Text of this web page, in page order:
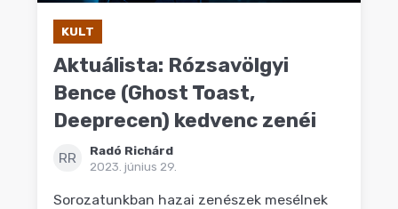
KULT
Aktuálista: Rózsavölgyi
Bence (Ghost Toast,
Deeprecen) kedvenc zenéi
RR
Radó Richárd
2023. június 29.
Sorozatunkban hazai zenészek mesélnek